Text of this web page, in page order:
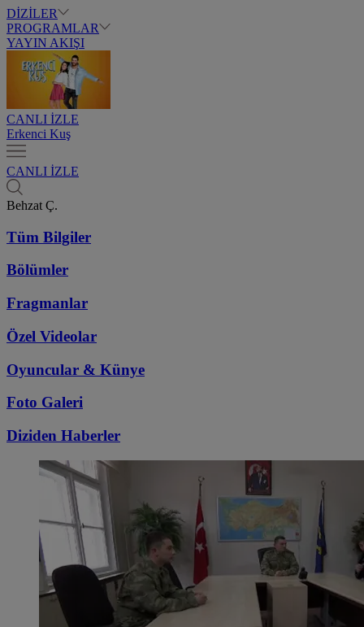
DİZİLER
PROGRAMLAR
YAYIN AKIŞI
CANLI İZLE
Erkenci Kuş
CANLI İZLE
Behzat Ç.
Tüm Bilgiler
Bölümler
Fragmanlar
Özel Videolar
Oyuncular & Künye
Foto Galeri
Diziden Haberler